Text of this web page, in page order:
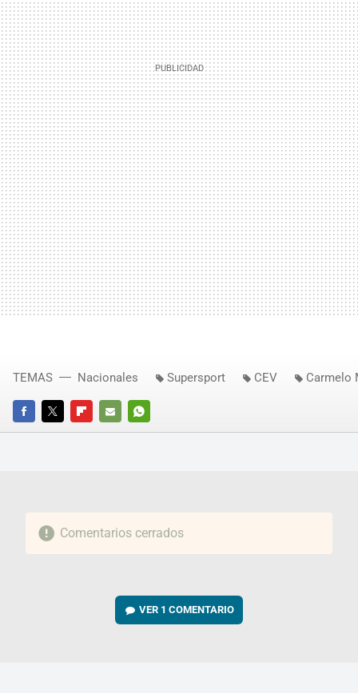
FACEBOOKTWITTERFLIPBOARD
E-
WHATSAPP
TEMAS Nacionales Supersport CEV Carmelo
Comentarios cerrados
VER 1 COMENTARIO